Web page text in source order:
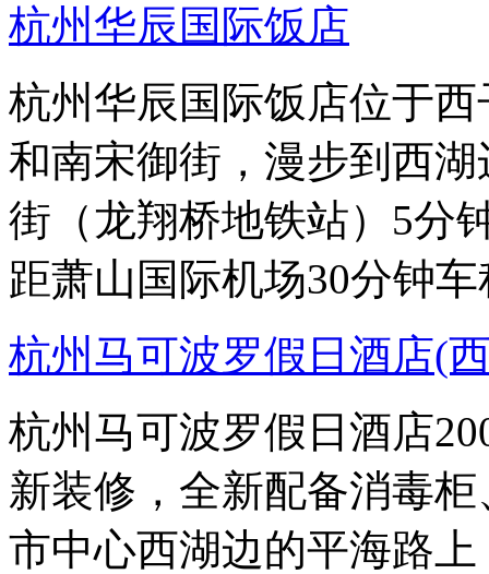
杭州华辰国际饭店
杭州华辰国际饭店位于
和南宋御街，漫步到西
街（龙翔桥地铁站）5分
距萧山国际机场30分钟
杭州马可波罗假日酒店(
杭州马可波罗假日酒店
新装修，全新配备消毒
市中心西湖边的平海路